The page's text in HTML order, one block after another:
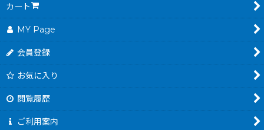
カート
MY Page
会員登録
お気に入り
閲覧履歴
ご利用案内